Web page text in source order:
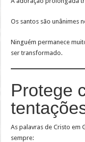
Os santos são unânimes
Ninguém permanece
ser transformado.
Protege
As palavras de Cristo em
sempre: